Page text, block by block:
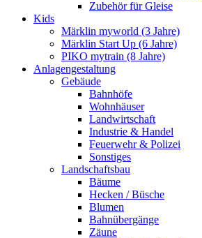
Zubehör für Gleise
Kids
Märklin myworld (3 Jahre)
Märklin Start Up (6 Jahre)
PIKO mytrain (8 Jahre)
Anlagengestaltung
Gebäude
Bahnhöfe
Wohnhäuser
Landwirtschaft
Industrie & Handel
Feuerwehr & Polizei
Sonstiges
Landschaftsbau
Bäume
Hecken / Büsche
Blumen
Bahnübergänge
Zäune